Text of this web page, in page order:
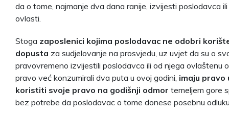
da o tome, najmanje dva dana ranije, izvijesti poslodavca
ovlasti.
Stoga zaposlenici kojima poslodavac ne odobri
dopusta za sudjelovanje na prosvjedu, uz uvjet da su o
pravovremeno izvijestili poslodavca ili od njega ovlaštenu
pravo već konzumirali dva puta u ovoj godini, imaju pravo
koristiti svoje pravo na godišnji odmor temeljem gore
bez potrebe da poslodavac o tome donese posebnu